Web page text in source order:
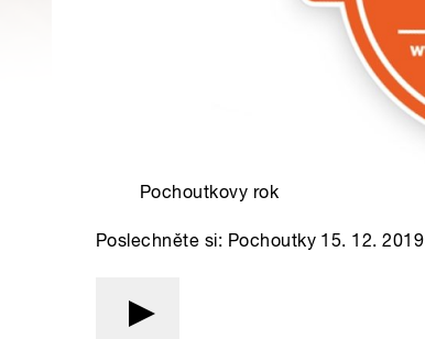
Pochoutkovy rok
Poslechněte si: Pochoutky 15. 12. 2019